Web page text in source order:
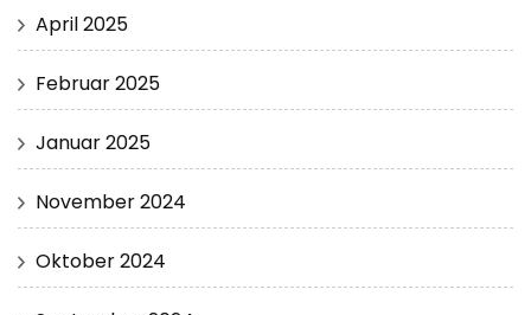
April 2025
Februar 2025
Januar 2025
November 2024
Oktober 2024